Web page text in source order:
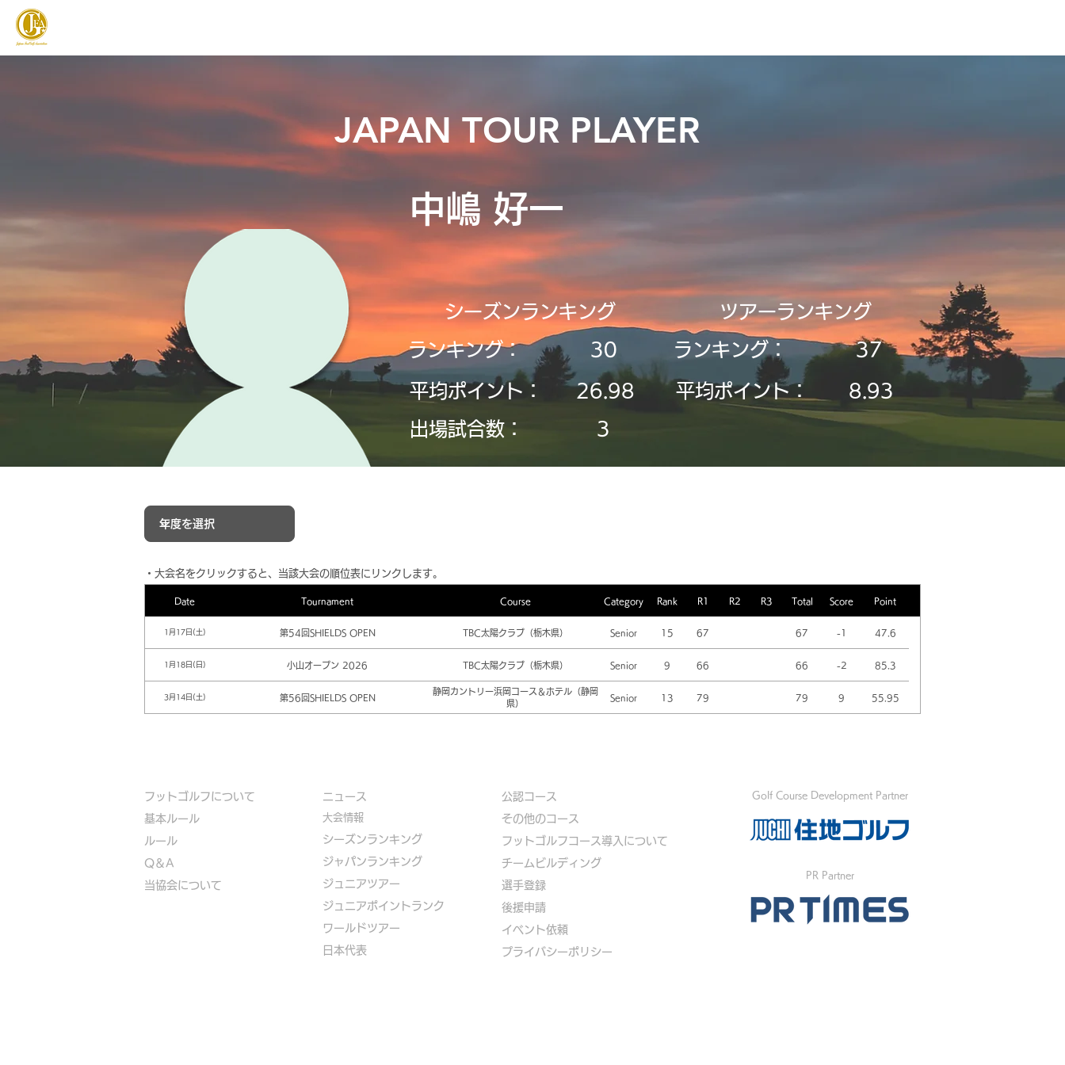
JAPAN TOUR PLAYER
中嶋 好一
シーズンランキング
ランキング：
30
平均ポイント：
​出場試合数：
26.98
3
​ツアーランキング
ランキング：
37
平均ポイント： 8.93
​・大会名をクリックすると、当該大会の順位表にリンクします。
Date Tournament Course Category Rank R1 R2 R3 Total Score Point
1月17日(土) 第54回SHIELDS OPEN TBC太陽クラブ（栃木県） Senior 15 67 67 -1 47.6
1月18日(日) 小山オープン 2026 TBC太陽クラブ（栃木県） Senior 9 66 66 -2 85.3
3月14日(土) 第56回SHIELDS OPEN
静岡カントリー浜岡コース＆ホテル（静岡
県）
Senior 13 79 79 9 55.95
フットゴルフについて
基本ルール
ルール
Q＆A
​当協会について
​ニュース
大会情報
シーズンランキング
ジャパンランキング
ジュニアツアー
ジュニアポイントランク
​ワールドツアー
​​日本代表
公認コース
​その他のコース
​ フットゴルフコース導入について
​チームビルディング
選手登録​
​後援申請
​イベント依頼
プライバシーポリシー
Golf Course Development Partner
PR Partner